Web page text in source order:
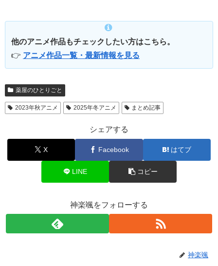
他のアニメ作品もチェックしたい方はこちら。
👉 アニメ作品一覧・最新情報を見る
薬屋のひとりごと
2023年秋アニメ 2025年冬アニメ まとめ記事
シェアする
X Facebook はてブ
LINE コピー
神楽颯をフォローする
神楽颯